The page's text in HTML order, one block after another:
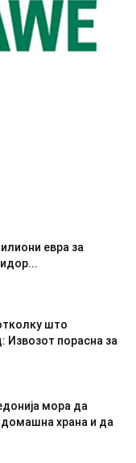
евра за
што
Извозот порасна за
мора да
храна и да